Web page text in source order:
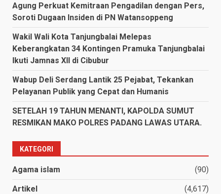
Agung Perkuat Kemitraan Pengadilan dengan Pers,
Soroti Dugaan Insiden di PN Watansoppeng
Wakil Wali Kota Tanjungbalai Melepas
Keberangkatan 34 Kontingen Pramuka Tanjungbalai
Ikuti Jamnas XII di Cibubur
Wabup Deli Serdang Lantik 25 Pejabat, Tekankan
Pelayanan Publik yang Cepat dan Humanis
SETELAH 19 TAHUN MENANTI, KAPOLDA SUMUT
RESMIKAN MAKO POLRES PADANG LAWAS UTARA.
KATEGORI
Agama islam (90)
Artikel (4,617)